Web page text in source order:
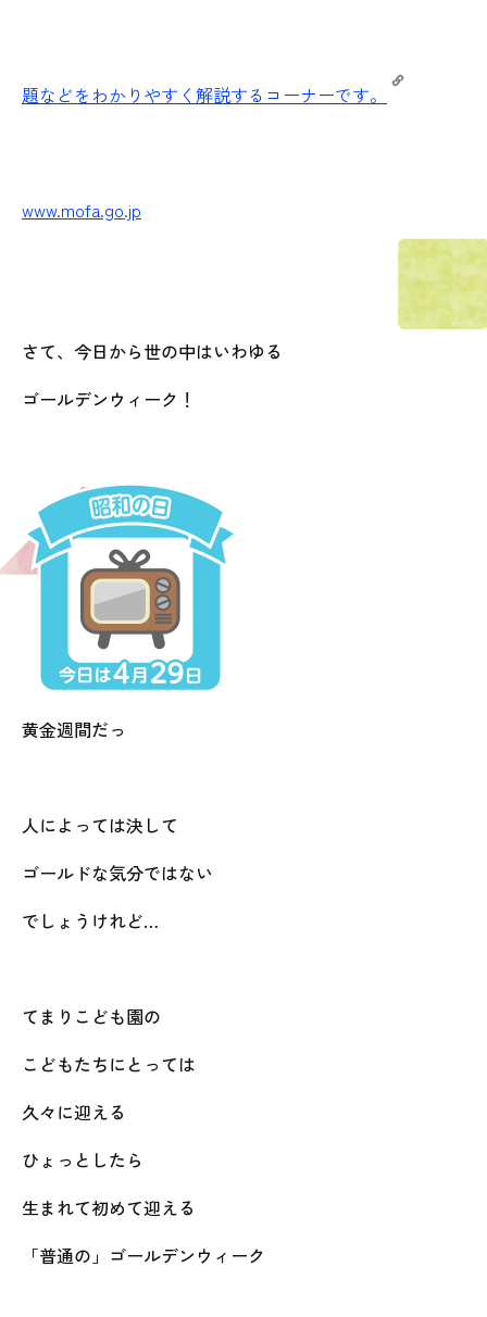
題などをわかりやすく解説するコーナーです。
www.mofa.go.jp
さて、今日から世の中はいわゆる
ゴールデンウィーク！
黄金週間だっ
人によっては決して
ゴールドな気分ではない
でしょうけれど…
てまりこども園の
こどもたちにとっては
久々に迎える
ひょっとしたら
生まれて初めて迎える
「普通の」ゴールデンウィーク